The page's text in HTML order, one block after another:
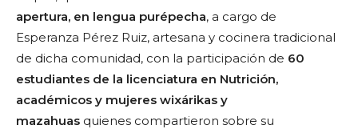
apertura, en lengua purépecha, a cargo de
Esperanza Pérez Ruiz, artesana y cocinera tradicional
de dicha comunidad, con la participación de 60
estudiantes de la licenciatura en Nutrición,
académicos y mujeres wixárikas y
mazahuas quienes compartieron sobre su